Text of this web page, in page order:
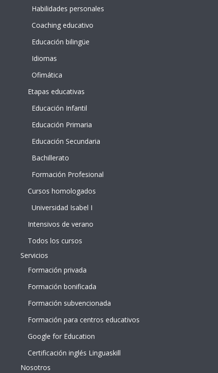
Habilidades personales
Coaching educativo
Educación bilingüe
Idiomas
Ofimática
Etapas educativas
Educación Infantil
Educación Primaria
Educación Secundaria
Bachillerato
Formación Profesional
Cursos homologados
Universidad Isabel I
Intensivos de verano
Todos los cursos
Servicios
Formación privada
Formación bonificada
Formación subvencionada
Formación para centros educativos
Google for Education
Certificación inglés Linguaskill
Nosotros